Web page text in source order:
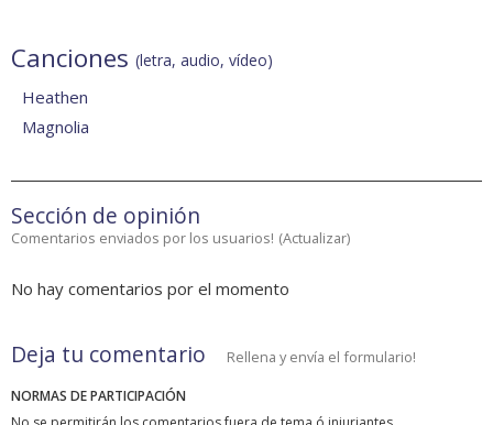
Canciones (letra, audio, vídeo)
Heathen
Magnolia
Sección de opinión
Comentarios enviados por los usuarios! (Actualizar)
No hay comentarios por el momento
Deja tu comentario Rellena y envía el formulario!
NORMAS DE PARTICIPACIÓN